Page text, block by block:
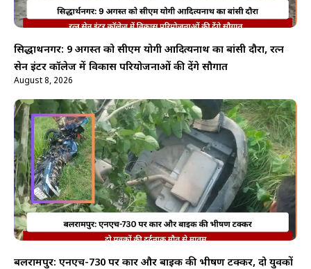
सिद्धार्थनगर: 9 अगस्त को सीएम योगी आदित्यनाथ का बांसी दौरा, रत्न
सेन इंटर कॉलेज में विकास परियोजनाओं की देंगे सौगात
August 8, 2026
बलरामपुर: एनएच-730 पर कार और बाइक की भीषण टक्कर, दो युवकों